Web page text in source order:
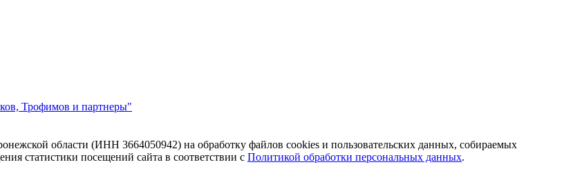
Трофимов и партнеры"
области (ИНН 3664050942) на обработку файлов cookies и пользовательских данных, собираемых
статистики посещений сайта в соответствии с Политикой обработки персональных данных.